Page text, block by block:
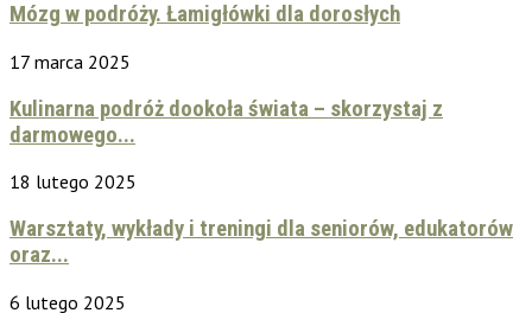
Mózg w podróży. Łamigłówki dla dorosłych
17 marca 2025
Kulinarna podróż dookoła świata – skorzystaj z
darmowego...
18 lutego 2025
Warsztaty, wykłady i treningi dla seniorów, edukatorów
oraz...
6 lutego 2025